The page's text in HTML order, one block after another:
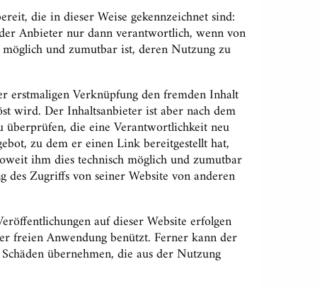
die in dieser Weise gekennzeichnet sind:
Anbieter nur dann verantwortlich, wenn von
und zumutbar ist, deren Nutzung zu
erstmaligen Verknüpfung den fremden Inhalt
wird. Der Inhaltsanbieter ist aber nach dem
die eine Verantwortlichkeit neu
zu dem er einen Link bereitgestellt hat,
ihm dies technisch möglich und zumutbar
Zugriffs von seiner Website von anderen
auf dieser Website erfolgen
freien Anwendung benützt. Ferner kann der
übernehmen, die aus der Nutzung